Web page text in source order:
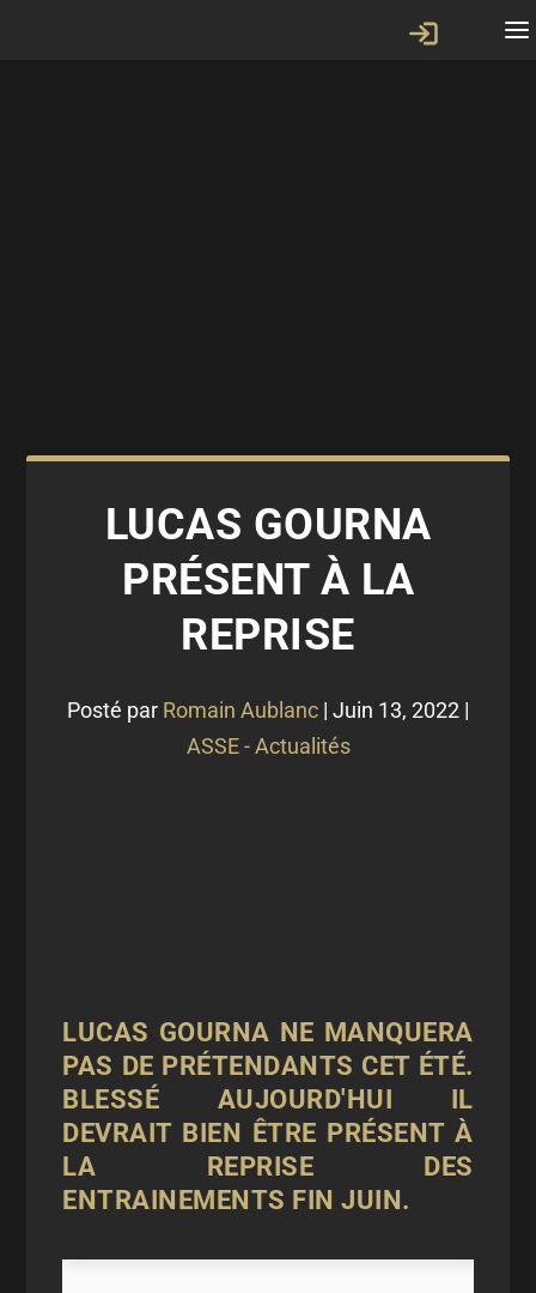
LUCAS GOURNA
PRÉSENT À LA
REPRISE
Posté par Romain Aublanc | Juin 13, 2022 |
ASSE - Actualités
LUCAS GOURNA NE MANQUERA
PAS DE PRÉTENDANTS CET ÉTÉ.
BLESSÉ AUJOURD'HUI IL
DEVRAIT BIEN ÊTRE PRÉSENT À
LA REPRISE DES
ENTRAINEMENTS FIN JUIN.